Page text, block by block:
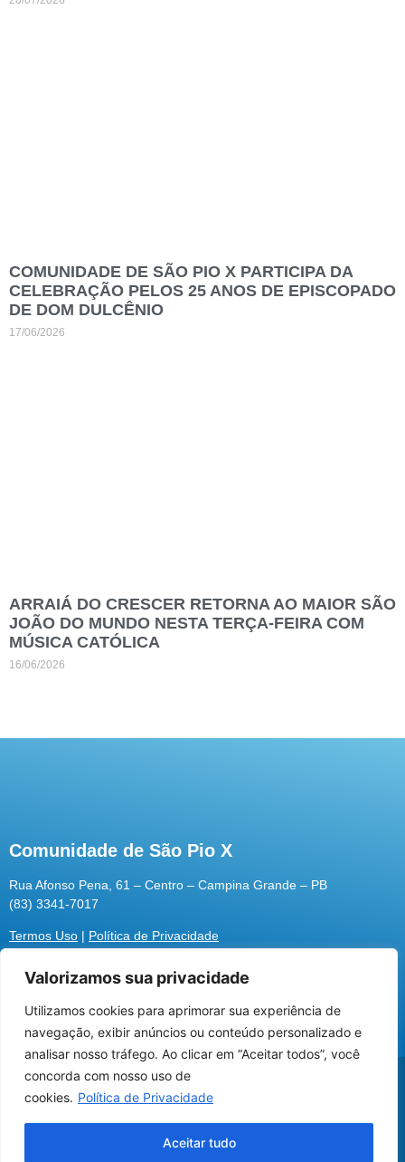
Utilizamos cookies para oferecer melhor
experiência, melhorar o desempenho, analisar
como você interage em nosso site e
personalizar conteúdo.
Valorizamos sua privacidade
Utilizamos cookies para aprimorar sua experiência de
navegação, exibir anúncios ou conteúdo personalizado e
analisar nosso tráfego. Ao clicar em “Aceitar todos”, você
concorda com nosso uso de
cookies. Política de Privacidade
Aceitar tudo
COMUNIDADE DE SÃO PIO X PARTICIPA DA
CELEBRAÇÃO PELOS 25 ANOS DE EPISCOPADO
DE DOM DULCÊNIO
17/06/2026
ARRAIÁ DO CRESCER RETORNA AO MAIOR SÃO
JOÃO DO MUNDO NESTA TERÇA-FEIRA COM
MÚSICA CATÓLICA
16/06/2026
Comunidade de São Pio X
Rua Afonso Pena, 61 – Centro – Campina Grande – PB
(83) 3341-7017
Termos Uso | Política de Privacidade
@2026 Associação Carismática Católica São Pio X
Desenvolvido pelaROX